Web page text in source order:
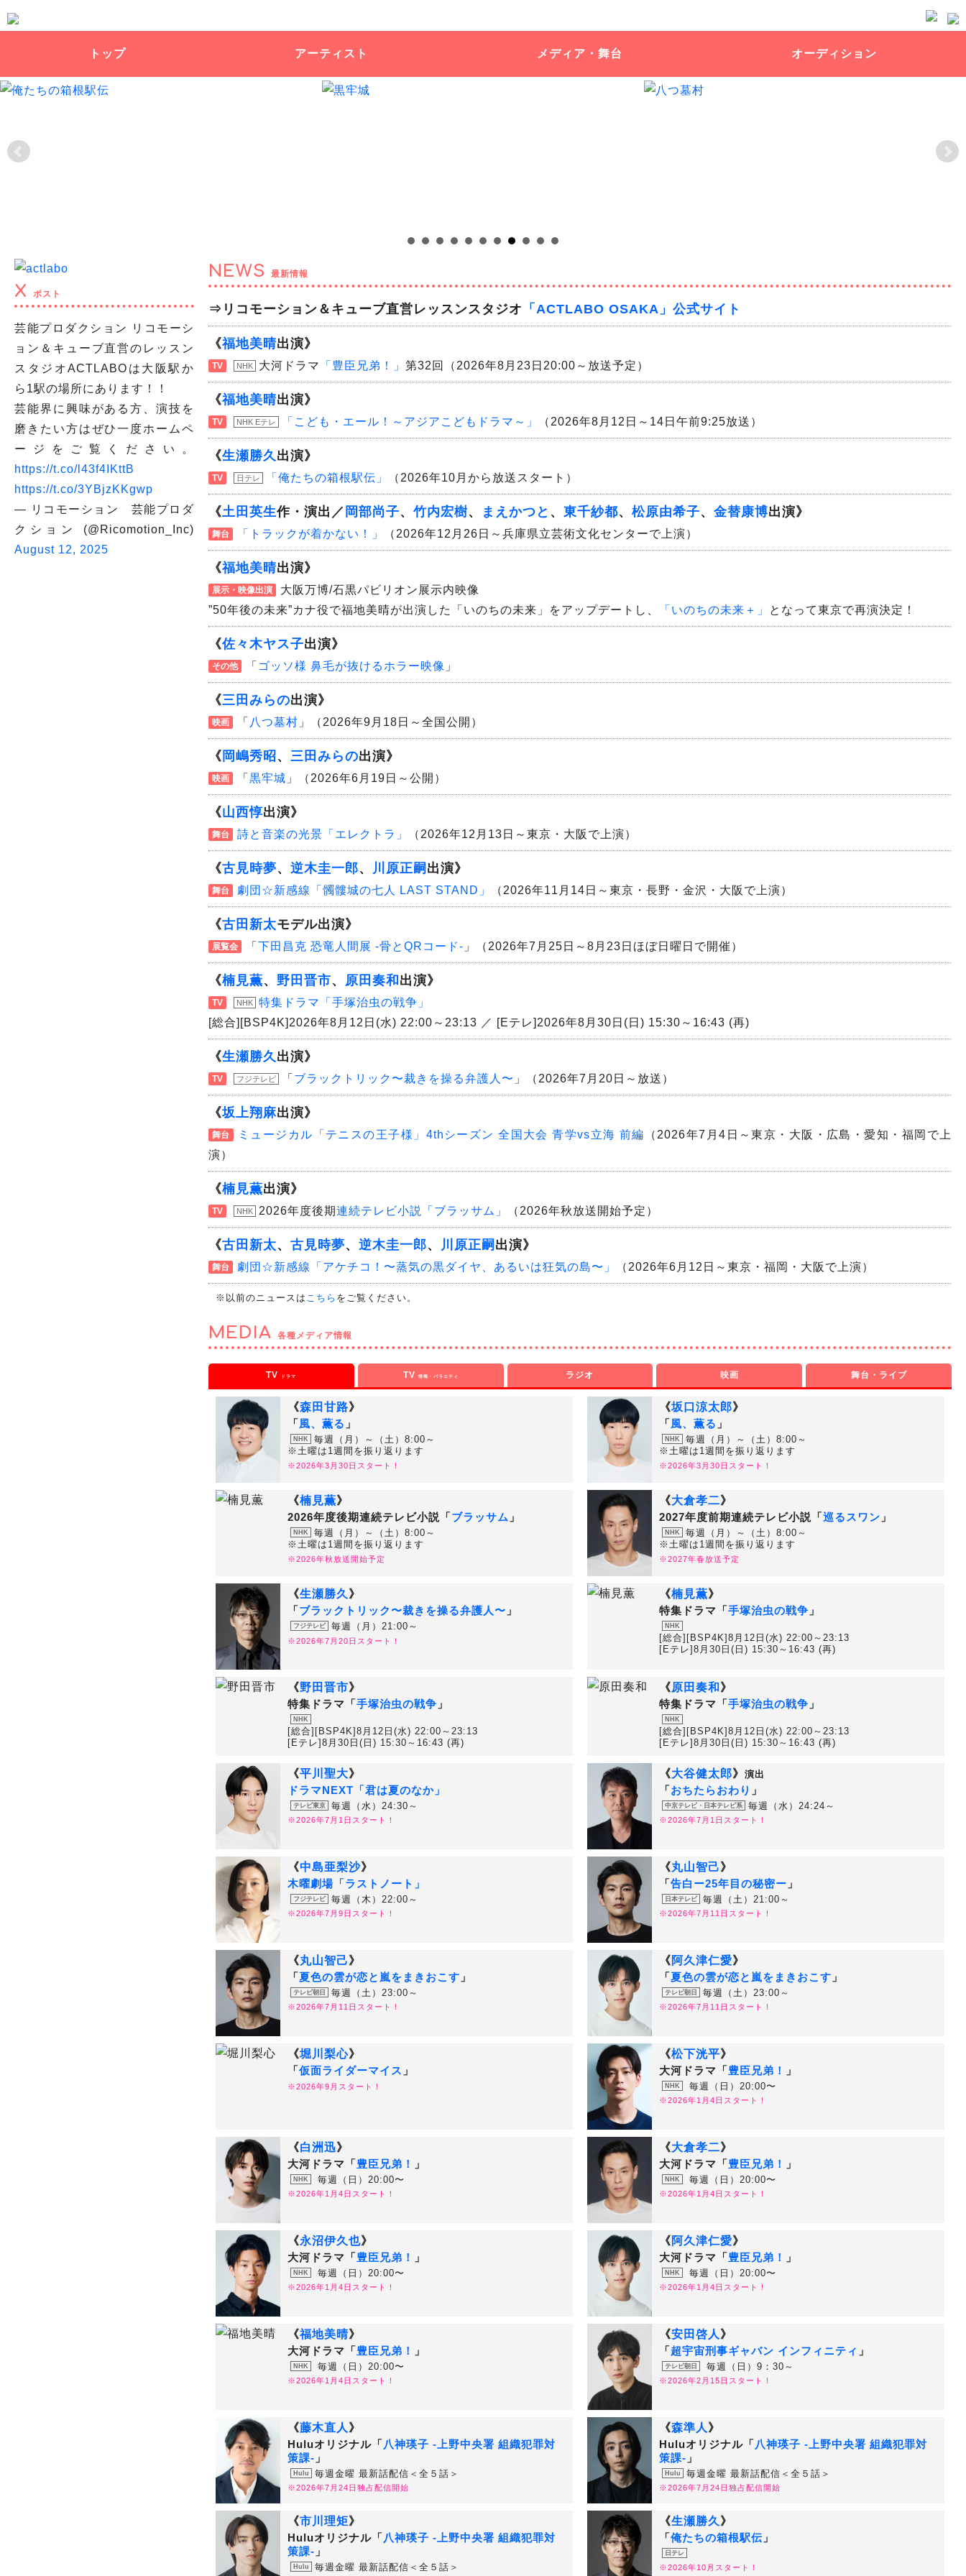
トップ アーティスト メディア・舞台 オーディション
X ポスト
芸能プロダクション リコモーシ
ョン＆キューブ直営のレッスン
スタジオACTLABOは大阪駅か
ら1駅の場所にあります！！
芸能界に興味がある方、演技を
磨きたい方はぜひ一度ホームペ
ージをご覧ください。
https://t.co/l43f4IKttB
https://t.co/3YBjzKKgwp
— リコモーション 芸能プロダ
クション (@Ricomotion_Inc)
August 12, 2025
NEWS 最新情報
⇒リコモーション＆キューブ直営レッスンスタジオ 「ACTLABO OSAKA」公式サイト
《福地美晴出演》
TV NHK 大河ドラマ 「豊臣兄弟！」 第32回（2026年8月23日20:00～放送予定）
《福地美晴出演》
TV NHK Eテレ 「こども・エール！～アジアこどもドラマ～」 （2026年8月12日～14日午前9:25放送）
《生瀬勝久出演》
TV 日テレ 「俺たちの箱根駅伝」 （2026年10月から放送スタート）
《土田英生作・演出／ 岡部尚子、 竹内宏樹、 まえかつと 、 東千紗都、 松原由希子、 金替康博出演》
舞台 「トラックが着かない！」 （2026年12月26日～兵庫県立芸術文化センターで上演）
《福地美晴出演》
展示・映像出演
大阪万博/石黒パビリオン展示内映像
”50年後の未来”カナ役で福地美晴が出演した「いのちの未来」をアップデートし、
「いのちの未来＋」 となって東京で再演決定！
《佐々木ヤス子出演》
その他 「 ゴッソ様 鼻毛が抜けるホラー映像 」
《三田みらの出演》
映画 「 八つ墓村 」（2026年9月18日～全国公開）
《 岡嶋秀昭、 三田みらの出演》
映画 「 黒牢城 」（2026年6月19日～公開）
《山西惇出演》
舞台 詩と音楽の光景「エレクトラ」 （2026年12月13日～東京・大阪で上演）
《古見時夢、 逆木圭一郎、 川原正嗣 出演》
舞台 劇団☆新感線「髑髏城の七人 LAST STAND」 （2026年11月14日～東京・長野・金沢・大阪で上演）
《古田新太モデル出演》
展覧会 「 下田昌克 恐竜人間展 -骨とQRコード- 」（2026年7月25日～8月23日ほぼ日曜日で開催）
《楠見薫、 野田晋市、 原田奏和 出演》
TV NHK
特集ドラマ「手塚治虫の戦争」
[総合][BSP4K]2026年8月12日(水) 22:00～23:13 ／ [Eテレ]2026年8月30日(日) 15:30～16:43 (再)
《生瀬勝久出演》
TV フジテレビ 「 ブラックトリック〜裁きを操る弁護人〜 」（2026年7月20日～放送）
《坂上翔麻出演》
舞台 ミュージカル「テニスの王子様」4thシーズン 全国大会 青学vs立海 前編
（2026年7月4日～東京・大阪・広島・愛知・福岡で上
演）
《楠見薫出演》
TV NHK 2026年度後期連続テレビ小説「ブラッサム」 （2026年秋放送開始予定）
《古田新太、 古見時夢、 逆木圭一郎、 川原正嗣 出演》
舞台 劇団☆新感線「アケチコ！〜蒸気の黒ダイヤ、あるいは狂気の島〜」 （2026年6月12日～東京・福岡・大阪で上演）
※以前のニュースは こちら をご覧ください。
MEDIA 各種メディア情報
TV ドラマ
《森田甘路》
「 風、薫る 」
NHK
毎週（月）～（土）8:00～
※土曜は1週間を振り返ります
※2026年3月30日スタート！
《坂口涼太郎》
「 風、薫る 」
NHK
毎週（月）～（土）8:00～
※土曜は1週間を振り返ります
※2026年3月30日スタート！
《楠見薫》
2026年度後期連続テレビ小説「 ブラッサム 」
NHK
毎週（月）～（土）8:00～
※土曜は1週間を振り返ります
※2026年秋放送開始予定
《大倉孝二》
2027年度前期連続テレビ小説「巡るスワン 」
NHK
毎週（月）～（土）8:00～
※土曜は1週間を振り返ります
※2027年春放送予定
《生瀬勝久 》
「 ブラックトリック〜裁きを操る弁護人〜 」
フジテレビ 毎週（月）21:00～
※2026年7月20日スタート！
《楠見薫》
特集ドラマ「手塚治虫の戦争 」
NHK
[総合][BSP4K]8月12日(水) 22:00～23:13
[Eテレ]8月30日(日) 15:30～16:43 (再)
《野田晋市》
特集ドラマ「 手塚治虫の戦争 」
NHK
[総合][BSP4K]8月12日(水) 22:00～23:13
[Eテレ]8月30日(日) 15:30～16:43 (再)
《 原田奏和 》
特集ドラマ「手塚治虫の戦争 」
NHK
[総合][BSP4K]8月12日(水) 22:00～23:13
[Eテレ]8月30日(日) 15:30～16:43 (再)
《平川聖大》
ドラマNEXT「君は夏のなか」
テレビ東京 毎週（水）24:30～
※2026年7月1日スタート！
《大谷健太郎》演出
「 おちたらおわり 」
中京テレビ・日本テレビ系 毎週（水）24:24～
※2026年7月1日スタート！
《中島亜梨沙》
木曜劇場「ラストノート」
フジテレビ 毎週（木）22:00～
※2026年7月9日スタート！
《丸山智己》
「告白ー25年目の秘密ー 」
日本テレビ 毎週（土）21:00～
※2026年7月11日スタート！
《丸山智己》
「 夏色の雲が恋と嵐をまきおこす 」
テレビ朝日 毎週（土）23:00～
※2026年7月11日スタート！
《 阿久津仁愛》
「夏色の雲が恋と嵐をまきおこす 」
テレビ朝日 毎週（土）23:00～
※2026年7月11日スタート！
《堀川梨心》
「 仮面ライダーマイス 」
※2026年9月スタート！
《松下洸平》
大河ドラマ「 豊臣兄弟！ 」
NHK 毎週（日）20:00〜
※2026年1月4日スタート！
《白洲迅》
大河ドラマ「 豊臣兄弟！ 」
NHK 毎週（日）20:00〜
※2026年1月4日スタート！
《大倉孝二》
大河ドラマ「 豊臣兄弟！ 」
NHK 毎週（日）20:00〜
※2026年1月4日スタート！
《永沼伊久也》
大河ドラマ「 豊臣兄弟！ 」
NHK 毎週（日）20:00〜
※2026年1月4日スタート！
《 阿久津仁愛》
大河ドラマ「 豊臣兄弟！ 」
NHK 毎週（日）20:00〜
※2026年1月4日スタート！
《福地美晴》
大河ドラマ「 豊臣兄弟！ 」
NHK 毎週（日）20:00〜
※2026年1月4日スタート！
《安田啓人 》
「 超宇宙刑事ギャバン インフィニティ 」
テレビ朝日 毎週（日）9：30～
※2026年2月15日スタート！
《藤木直人 》
Huluオリジナル「 八神瑛子 -上野中央署 組織犯罪対
策課- 」
Hulu 毎週金曜 最新話配信＜全５話＞
※2026年7月24日独占配信開始
《森準人 》
Huluオリジナル「 八神瑛子 -上野中央署 組織犯罪対
策課- 」
Hulu 毎週金曜 最新話配信＜全５話＞
※2026年7月24日独占配信開始
《市川理矩》
Huluオリジナル「 八神瑛子 -上野中央署 組織犯罪対
策課- 」
Hulu 毎週金曜 最新話配信＜全５話＞
《生瀬勝久 》
「俺たちの箱根駅伝 」
日テレ
※2026年10月スタート！
TV 情報・バラエティ ラジオ 映画 舞台・ライブ